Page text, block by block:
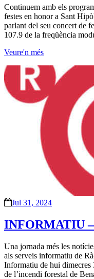
Continuem amb els
festes en honor a Sant
parlant del seu concert de
107.9 de la freqüència
Veure'n més
Jul 31, 2024
INFORMATIU
Una jornada més les
als serveis informatiu de
Informatiu de hui dimecres
de l’incendi forestal de